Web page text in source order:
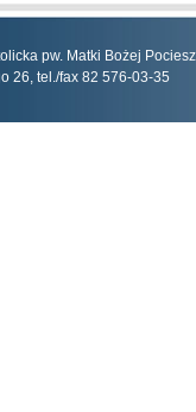
pw. Matki Bożej
26, tel./fax 82 576-03-35